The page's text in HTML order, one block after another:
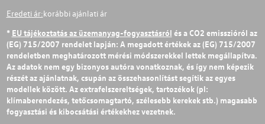
Eredeti ár:korábbi ajánlati ár
* EU tájékoztatás az üzemanyag-fogyasztásról és a CO2 emisszióról az
(EG) 715/2007 rendelet lapján: A megadott értékek az (EG) 715/2007
rendeletben meghatározott mérési módszerekkel lettek megállapítva.
Az adatok nem egy bizonyos autóra vonatkoznak, és így nem képezik
részét az ajánlatnak, csupán az összehasonlítást segítik az egyes
modellek között. Az extrafelszereltségek, tartozékok (pl:
klímaberendezés, tetőcsomagtartó, szélesebb kerekek stb.) magasabb
fogyasztási és kibocsátási értékekhez vezetnek.